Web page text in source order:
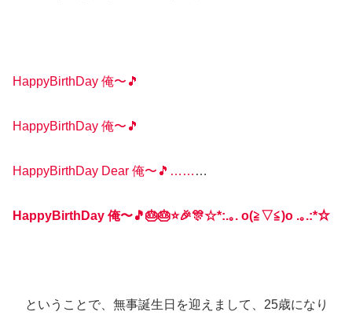
HappyBirthDay 俺〜🎵
HappyBirthDay 俺〜🎵
HappyBirthDay Dear 俺〜🎵…… …
HappyBirthDay 俺〜🎵🎂🎂⭐️🎉🎊☆*:.｡. o(≧▽≦)o .｡.:*☆
ということで、無事誕生日を迎えまして、25歳になり